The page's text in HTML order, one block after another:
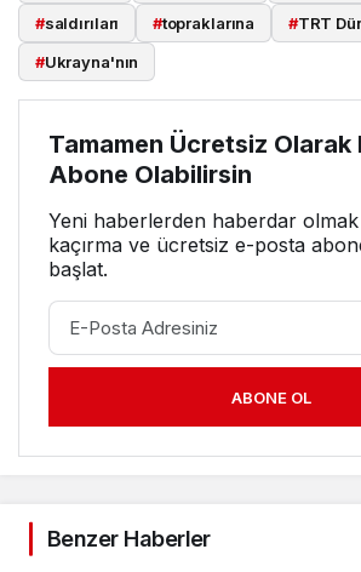
#saldırıları #topraklarına #TRT
#Ukrayna'nın
Tamamen Ücretsiz Olarak
Abone Olabilirsin
Yeni haberlerden haberdar olmak
kaçırma ve ücretsiz e-posta
başlat.
ABONE OL
Benzer Haberler